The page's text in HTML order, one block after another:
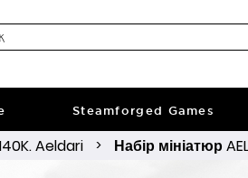
Steamforged Games
Aeldari > Набір мініатюр